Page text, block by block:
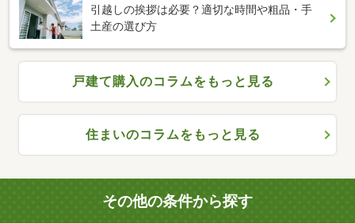
引越しの挨拶は必要？適切な時間や粗品・手
土産の選び方
戸建て購入のコラムをもっと見る
住まいのコラムをもっと見る
その他の条件から探す